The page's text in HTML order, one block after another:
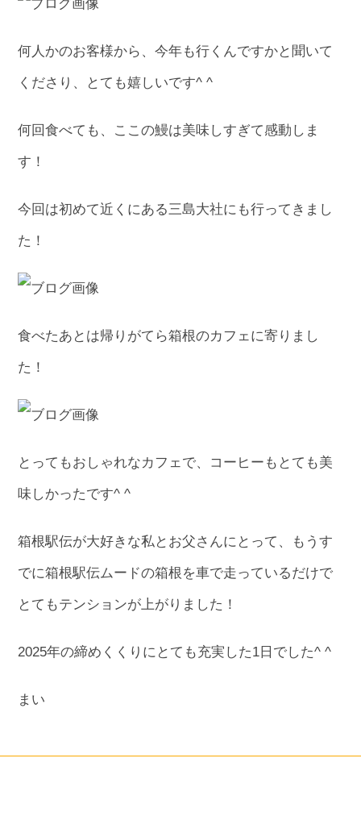
何人かのお客様から、今年も行くんですかと聞いて
くださり、とても嬉しいです^ ^
何回食べても、ここの鰻は美味しすぎて感動しま
す！
今回は初めて近くにある三島大社にも行ってきまし
た！
食べたあとは帰りがてら箱根のカフェに寄りまし
た！
とってもおしゃれなカフェで、コーヒーもとても美
味しかったです^ ^
箱根駅伝が大好きな私とお父さんにとって、もうす
でに箱根駅伝ムードの箱根を車で走っているだけで
とてもテンションが上がりました！
2025年の締めくくりにとても充実した1日でした^ ^
まい